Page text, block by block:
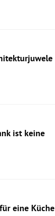
ist keine
eine Küche